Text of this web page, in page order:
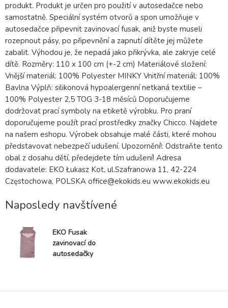
produkt. Produkt je určen pro použití v autosedačce nebo
samostatně. Speciální systém otvorů a spon umožňuje v
autosedačce připevnit zavinovací fusak, aniž byste museli
rozepnout pásy, po připevnění a zapnutí dítěte jej můžete
zabalit. Výhodou je, že nepadá jako přikrývka, ale zakryje celé
dítě. Rozměry: 110 x 100 cm (+-2 cm) Materiálové složení:
Vnější materiál: 100% Polyester MINKY Vnitřní materiál: 100%
Bavlna Výplň: silikonová hypoalergenní netkaná textilie –
100% Polyester 2,5 TOG 3-18 měsíců Doporučujeme
dodržovat prací symboly na etiketě výrobku. Pro praní
doporučujeme použít prací prostředky značky Chicco. Najdete
na našem eshopu. Výrobek obsahuje malé části, které mohou
představovat nebezpečí udušení. Upozornění!: Odstraňte tento
obal z dosahu dětí, předejdete tím udušení! Adresa
dodavatele: EKO Łukasz Kot, ul.Szafranowa 11, 42-224
Częstochowa, POLSKA office@ekokids.eu www.ekokids.eu
Naposledy navštívené
EKO Fusak
zavinovací do
autosedačky